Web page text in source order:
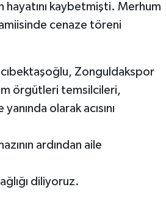
kaybetmişti. Merhum
cenaze töreni
Zonguldakspor
örgütleri temsilcileri,
olarak acısını
ardından aile
diliyoruz.